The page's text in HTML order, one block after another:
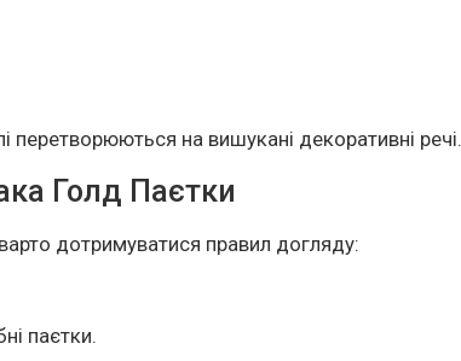
перетворюються на вишукані декоративні речі.
Голд Паєтки
дотримуватися правил догляду:
паєтки.